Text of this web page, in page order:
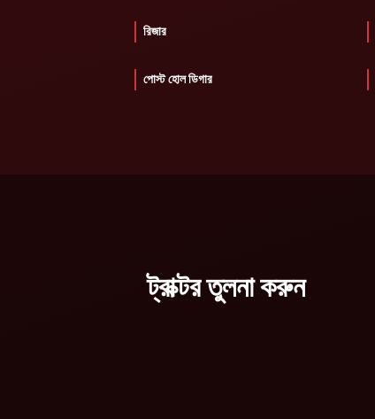
রিজার
পোস্ট হোল ডিগার
ট্রাক্টর তুলনা করুন